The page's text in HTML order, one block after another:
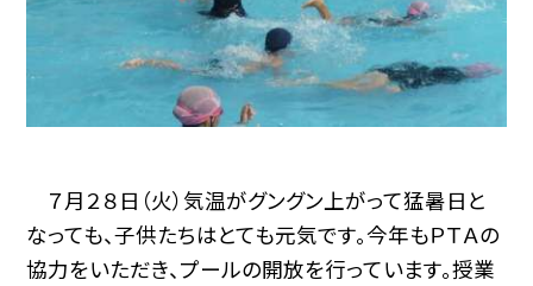
７月２８日（火）気温がグングン上がって猛暑日と
なっても、子供たちはとても元気です。今年もＰＴＡの
協力をいただき、プールの開放を行っています。授業